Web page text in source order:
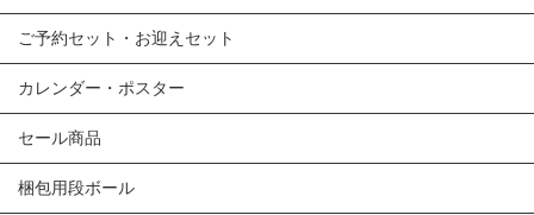
ご予約セット・お迎えセット
カレンダー・ポスター
セール商品
梱包用段ボール